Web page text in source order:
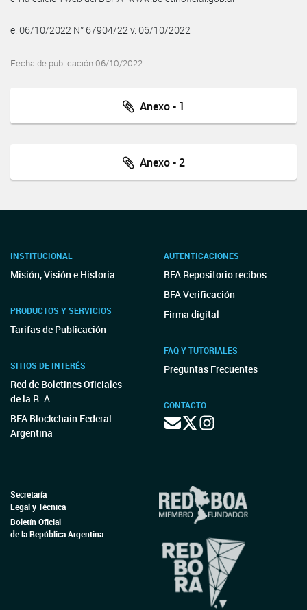
e. 06/10/2022 N° 67904/22 v. 06/10/2022
Fecha de publicación 06/10/2022
Anexo - 1
Anexo - 2
INSTITUCIONAL
Misión, Visión e Historia
PRODUCTOS Y SERVICIOS
Tarifas de Publicación
SITIOS DE INTERÉS
Red de Boletines Oficiales
de la R. A.
BFA Blockchain Federal
Argentina
AUTENTICACIONES
BFA Repositorio recibos
BFA Verificación
Firma digital
FAQ Y TUTORIALES
Preguntas Frecuentes
CONTACTO
Secretaría
Legal y Técnica
Boletín Oficial
de la República Argentina